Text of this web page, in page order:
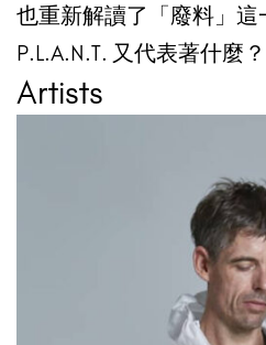
也重新解讀了「廢料」這
P.L.A.N.T. 又代表著什麼？
Artists